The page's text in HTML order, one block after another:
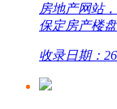
房地产网站
保定房产楼
收录日期：